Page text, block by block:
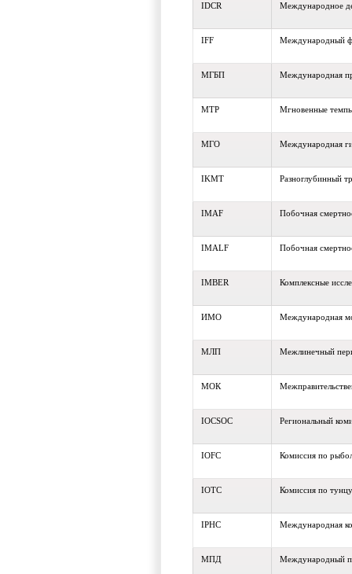
IDCR Международное
IFF Международный
МГБП Международная
МТР Мгновенные
МГО Международная
IKMT Разноглубинный
IMAF Побочная
IMALF Побочная
IMBER Комплексные
ИМО Международная
МЛП Межлинечный
МОК
IOCSOC Региональный
IOFC Комиссия по
IOTC Комиссия по
IPHC Международная
МПД Международный